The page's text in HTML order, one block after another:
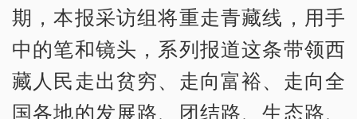
期，本报采访组将重走青藏线，用手
中的笔和镜头，系列报道这条带领西
藏人民走出贫穷、走向富裕、走向全
国各地的发展路、团结路、生态路、